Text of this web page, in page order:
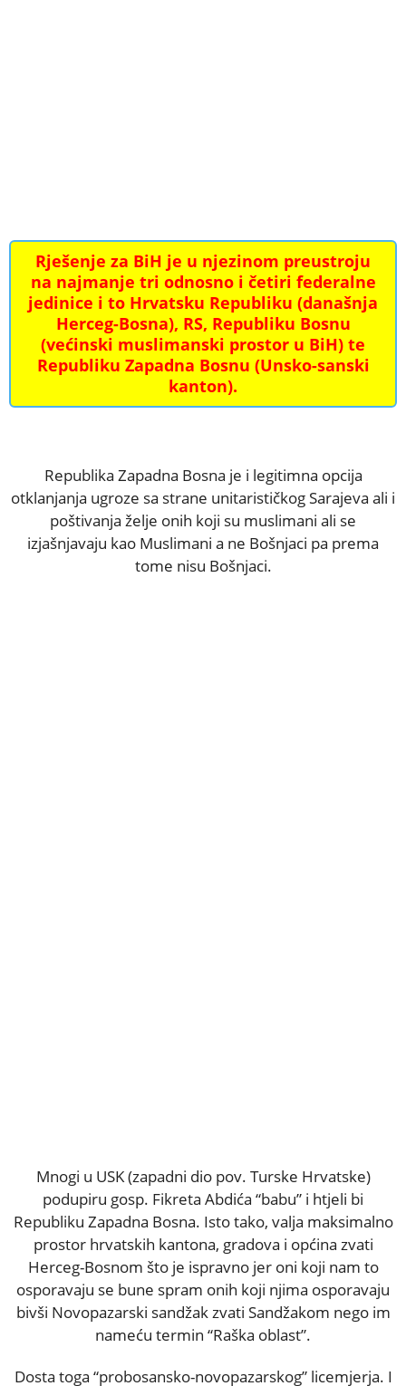
Rješenje za BiH je u njezinom preustroju
na najmanje tri odnosno i četiri federalne
jedinice i to Hrvatsku Republiku (današnja
Herceg-Bosna), RS, Republiku Bosnu
(većinski muslimanski prostor u BiH) te
Republiku Zapadna Bosnu (Unsko-sanski
kanton).
Republika Zapadna Bosna je i legitimna opcija
otklanjanja ugroze sa strane unitarističkog Sarajeva ali i
poštivanja želje onih koji su muslimani ali se
izjašnjavaju kao Muslimani a ne Bošnjaci pa prema
tome nisu Bošnjaci.
Mnogi u USK (zapadni dio pov. Turske Hrvatske)
podupiru gosp. Fikreta Abdića “babu” i htjeli bi
Republiku Zapadna Bosna. Isto tako, valja maksimalno
prostor hrvatskih kantona, gradova i općina zvati
Herceg-Bosnom što je ispravno jer oni koji nam to
osporavaju se bune spram onih koji njima osporavaju
bivši Novopazarski sandžak zvati Sandžakom nego im
nameću termin “Raška oblast”.
Dosta toga “probosansko-novopazarskog” licemjerja. I